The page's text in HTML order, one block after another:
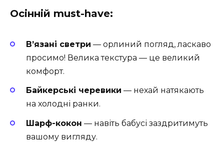
Осінній must-have:
В’язані светри — орлиний погляд, ласкаво
просимо! Велика текстура — це великий
комфорт.
Байкерські черевики — нехай натякають
на холодні ранки.
Шарф-кокон — навіть бабусі заздритимуть
вашому вигляду.